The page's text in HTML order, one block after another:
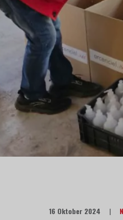
16 Oktober 2024 |